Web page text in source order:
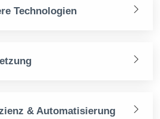
Technologien
& Automatisierung